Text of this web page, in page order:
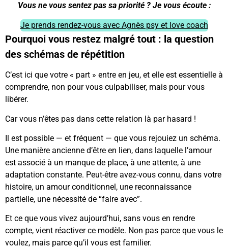
Vous ne vous sentez pas sa priorité ? Je vous écoute :
Je prends rendez-vous avec Agnès psy et love coach
Pourquoi vous restez malgré tout : la question
des schémas de répétition
C’est ici que votre « part » entre en jeu, et elle est essentielle à
comprendre, non pour vous culpabiliser, mais pour vous
libérer.
Car vous n’êtes pas dans cette relation là par hasard !
Il est possible — et fréquent — que vous rejouiez un schéma.
Une manière ancienne d’être en lien, dans laquelle l’amour
est associé à un manque de place, à une attente, à une
adaptation constante. Peut-être avez-vous connu, dans votre
histoire, un amour conditionnel, une reconnaissance
partielle, une nécessité de “faire avec”.
Et ce que vous vivez aujourd’hui, sans vous en rendre
compte, vient réactiver ce modèle. Non pas parce que vous le
voulez, mais parce qu’il vous est familier.